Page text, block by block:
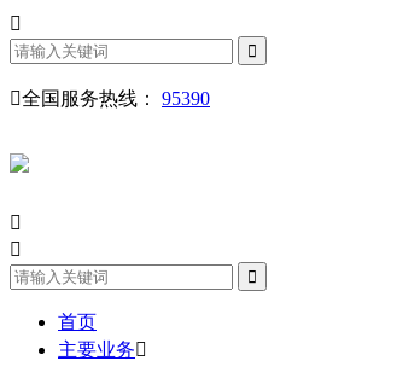
全国服务热线： 95390
首页
主要业务